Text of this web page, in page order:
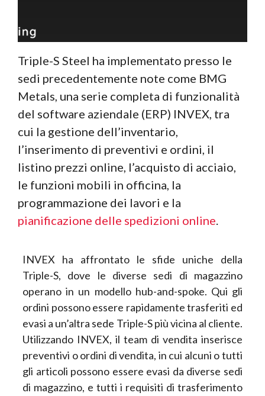
Triple-S Steel ha implementato presso le
sedi precedentemente note come BMG
Metals, una serie completa di funzionalità
del software aziendale (ERP) INVEX, tra
cui la gestione dell’inventario,
l’inserimento di preventivi e ordini, il
listino prezzi online, l’acquisto di acciaio,
le funzioni mobili in officina, la
programmazione dei lavori e la
pianificazione delle spedizioni online.
INVEX ha affrontato le sfide uniche della
Triple-S, dove le diverse sedi di magazzino
operano in un modello hub-and-spoke. Qui gli
ordini possono essere rapidamente trasferiti ed
evasi a un’altra sede Triple-S più vicina al cliente.
Utilizzando INVEX, il team di vendita inserisce
preventivi o ordini di vendita, in cui alcuni o tutti
gli articoli possono essere evasi da diverse sedi
di magazzino, e tutti i requisiti di trasferimento